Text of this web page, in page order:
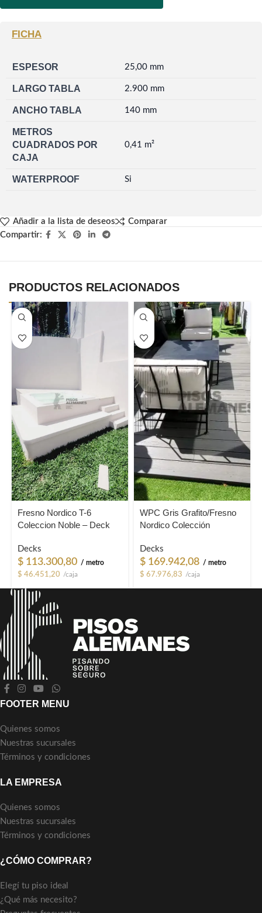
FICHA
ESPESOR 25,00 mm
LARGO TABLA 2.900 mm
ANCHO TABLA 140 mm
METROS
CUADRADOS POR
CAJA
0,41 m²
WATERPROOF Si
Añadir a la lista de deseos
Comparar
Compartir:
PRODUCTOS RELACIONADOS
Fresno Nordico T-6
Coleccion Noble – Deck
Decks
$ 113.300,80 / metro
$ 46.451,20 /caja
WPC Gris Grafito/Fresno
Nordico Colección
Decks
$169.942,08 / metro
$ 67.976,83 /caja
FOOTER MENU
Quienes somos
Nuestras sucursales
Términos y condiciones
LA EMPRESA
Quienes somos
Nuestras sucursales
Términos y condiciones
¿CÓMO COMPRAR?
Elegí tu piso ideal
¿Qué más necesito?